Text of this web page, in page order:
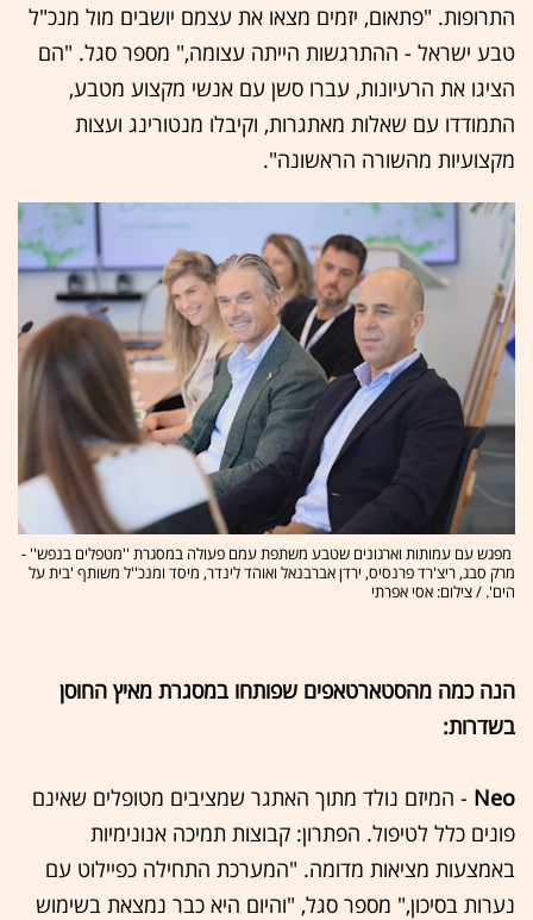
התרופות. "פתאום, יזמים מצאו את עצמם יושבים מול מנכ"ל
טבע ישראל - ההתרגשות הייתה עצומה," מספר סגל. "הם
הציגו את הרעיונות, עברו סשן עם אנשי מקצוע מטבע,
התמודדו עם שאלות מאתגרות, וקיבלו מנטורינג ועצות
מקצועיות מהשורה הראשונה".
מפגש עם עמותות וארגונים שטבע משתפת עמם פעולה במסגרת ''מטפלים בנפש'' -
מרק סבג, ריצ'רד פרנסיס, ירדן אברבנאל ואוהד לינדר, מיסד ומנכ''ל משותף 'בית על
הים'. / צילום: אסי אפרתי
הנה כמה מהסטארטאפים שפותחו במסגרת מאיץ החוסן
בשדרות:
Neo - המיזם נולד מתוך האתגר שמציבים מטופלים שאינם
פונים כלל לטיפול. הפתרון: קבוצות תמיכה אנונימיות
באמצעות מציאות מדומה. "המערכת התחילה כפיילוט עם
נערות בסיכון," מספר סגל, "והיום היא כבר נמצאת בשימוש